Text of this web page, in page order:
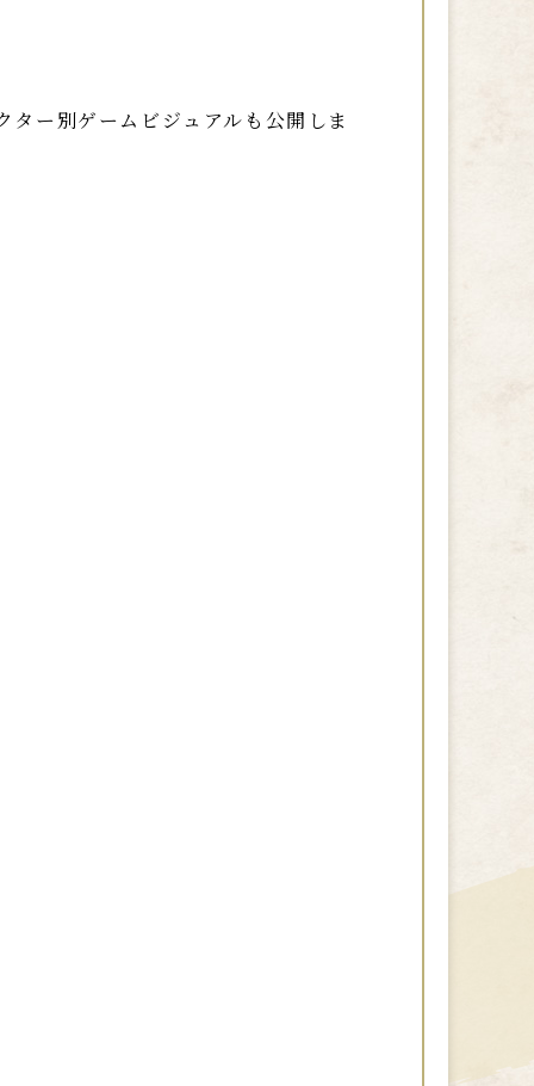
ー別ゲームビジュアルも公開しま